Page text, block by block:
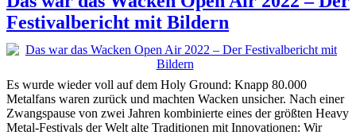
Festivalbericht mit Bildern
Es wurde wieder voll auf dem Holy Ground: Knapp 80.000
Metalfans waren zurück und machten Wacken unsicher. Nach einer
Zwangspause von zwei Jahren kombinierte eines der größten Heavy
Metal-Festivals der Welt alte Traditionen mit Innovationen: Wir